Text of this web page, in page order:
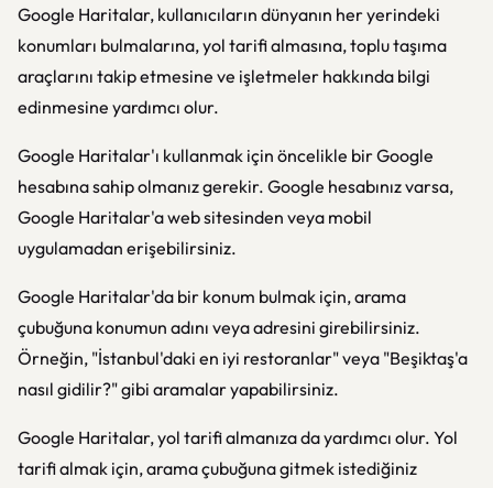
Google Haritalar, kullanıcıların dünyanın her yerindeki
konumları bulmalarına, yol tarifi almasına, toplu taşıma
araçlarını takip etmesine ve işletmeler hakkında bilgi
edinmesine yardımcı olur.
Google Haritalar'ı kullanmak için öncelikle bir Google
hesabına sahip olmanız gerekir. Google hesabınız varsa,
Google Haritalar'a web sitesinden veya mobil
uygulamadan erişebilirsiniz.
Google Haritalar'da bir konum bulmak için, arama
çubuğuna konumun adını veya adresini girebilirsiniz.
Örneğin, "İstanbul'daki en iyi restoranlar" veya "Beşiktaş'a
nasıl gidilir?" gibi aramalar yapabilirsiniz.
Google Haritalar, yol tarifi almanıza da yardımcı olur. Yol
tarifi almak için, arama çubuğuna gitmek istediğiniz